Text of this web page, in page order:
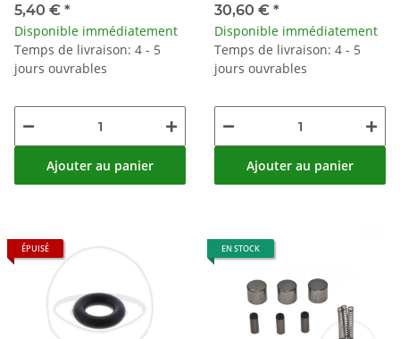
GTR VN Suzuki GSX-R 600
1400
5,40 € *
Disponible immédiatement
Temps de livraison: 4 - 5
jours ouvrables
Ajouter au panier
850 1000 1100
30,60 € *
Disponible immédiatement
Temps de livraison: 4 - 5
jours ouvrables
Ajouter au panier
ÉPUISÉ EN STOCK